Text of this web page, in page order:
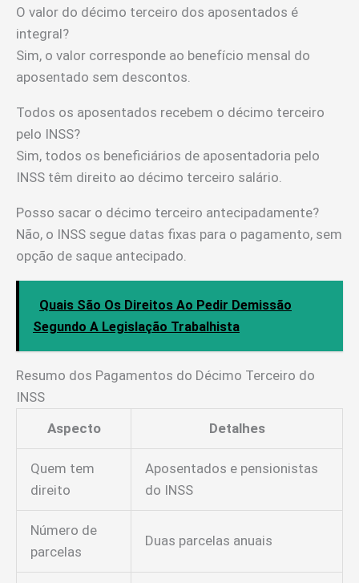
O valor do décimo terceiro dos aposentados é
integral?
Sim, o valor corresponde ao benefício mensal do
aposentado sem descontos.
Todos os aposentados recebem o décimo terceiro
pelo INSS?
Sim, todos os beneficiários de aposentadoria pelo
INSS têm direito ao décimo terceiro salário.
Posso sacar o décimo terceiro antecipadamente?
Não, o INSS segue datas fixas para o pagamento, sem
opção de saque antecipado.
Quais São Os Direitos Ao Pedir Demissão
Segundo A Legislação Trabalhista
Resumo dos Pagamentos do Décimo Terceiro do
INSS
Aspecto
Detalhes
Quem tem
direito
Aposentados e pensionistas
do INSS
Número de
parcelas
Duas parcelas anuais